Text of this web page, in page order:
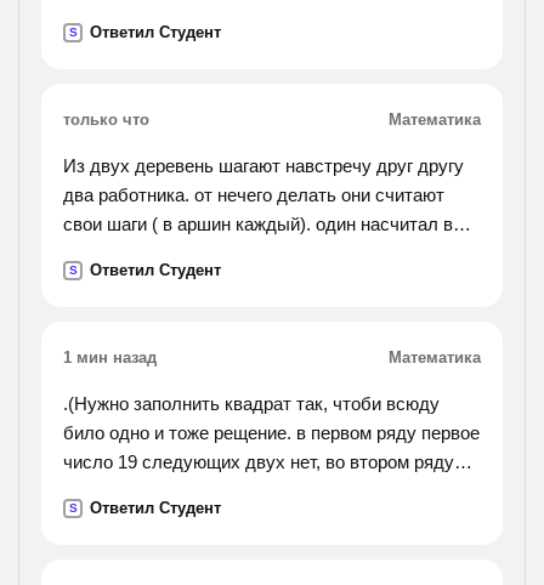
S Ответил Студент
только что Математика
Из двух деревень шагают навстречу друг другу
два работника. от нечего делать они считают
свои шаги ( в аршин каждый). один насчитал в
одновременно и через 5 минут встретились.
сантиметрах и вырази его в возможно более
крупных единицах измерения. ( 1 аршин= 71 см.)
S Ответил Студент
1 мин назад Математика
.(Нужно заполнить квадрат так, чтоби всюду
било одно и тоже рещение. в первом ряду первое
число 19 следующих двух нет, во втором ряду
третьем ряду тоже нет первого числа, а второе
S Ответил Студент